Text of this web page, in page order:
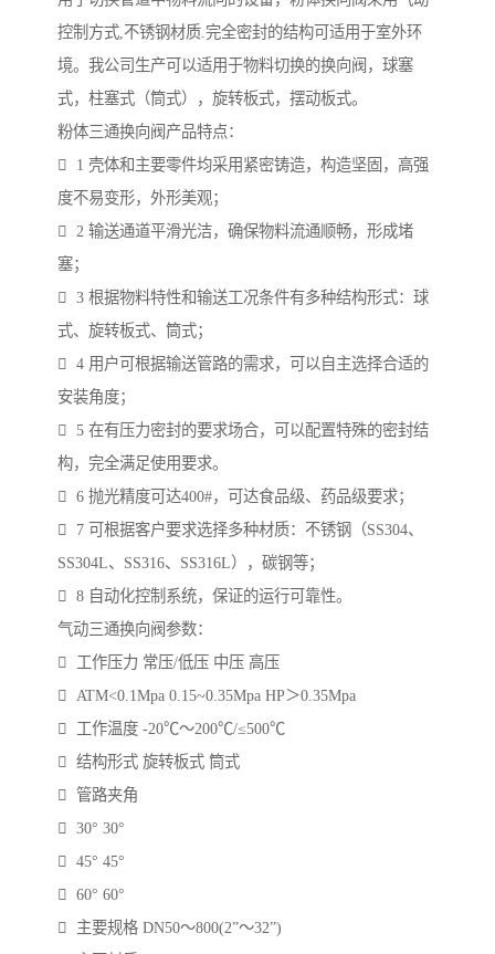
控制方式,不锈钢材质.完全密封的结构可适用于室外环
境。我公司生产可以适用于物料切换的换向阀，球塞
式，柱塞式（筒式），旋转板式，摆动板式。
粉体三通换向阀产品特点：
 1 壳体和主要零件均采用紧密铸造，构造坚固，高强
度不易变形，外形美观；
 2 输送通道平滑光洁，确保物料流通顺畅，形成堵
塞；
 3 根据物料特性和输送工况条件有多种结构形式：球
式、旋转板式、筒式；
 4 用户可根据输送管路的需求，可以自主选择合适的
安装角度；
 5 在有压力密封的要求场合，可以配置特殊的密封结
构，完全满足使用要求。
 6 抛光精度可达400#，可达食品级、药品级要求；
 7 可根据客户要求选择多种材质：不锈钢（SS304、
SS304L、SS316、SS316L），碳钢等；
 8 自动化控制系统，保证的运行可靠性。
气动三通换向阀参数：
 工作压力 常压/低压 中压 高压
 ATM<0.1Mpa 0.15~0.35Mpa HP＞0.35Mpa
 工作温度 -20℃～200℃/≤500℃
 结构形式 旋转板式 筒式
 管路夹角
 30° 30°
 45° 45°
 60° 60°
 主要规格 DN50～800(2”～32”)